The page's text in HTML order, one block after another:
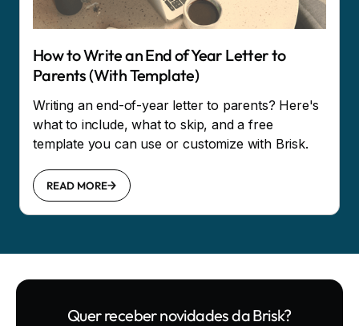
How to Write an End of Year Letter to
Parents (With Template)
Writing an end-of-year letter to parents? Here's
what to include, what to skip, and a free
template you can use or customize with Brisk.
READ MORE
Quer receber novidades da Brisk?